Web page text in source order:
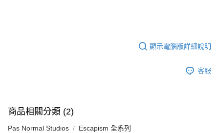
顯示電腦版詳細說明
客服
商品相關分類 (2)
Pas Normal Studios Escapism 全系列